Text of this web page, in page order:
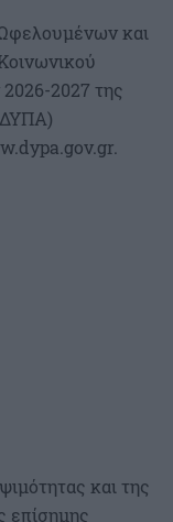
και
2027 της
και της
επίσημης